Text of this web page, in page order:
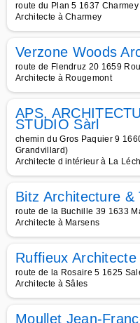
route du Plan 5 1637
Architecte à Charmey
Verzone Woods
route de Flendruz 20 1659
Architecte à Rougemont
APS,
STUDIO Sàrl
chemin du Gros Paquier 9
Grandvillard)
Architecte d intérieur à La
Bitz Architecture &
route de la Buchille 39 1633
Architecte à Marsens
Ruffieux Architecte
route de la Rosaire 5 1625
Architecte à Sâles
Moullet Jean-